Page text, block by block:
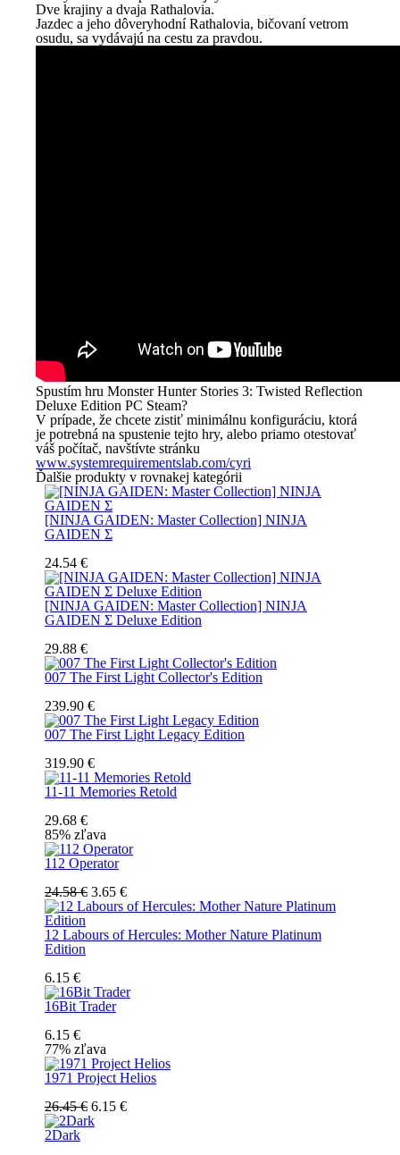
Dve krajiny a dvaja Rathalovia.
Jazdec a jeho dôveryhodní Rathalovia, bičovaní vetrom
osudu, sa vydávajú na cestu za pravdou.
Spustím hru Monster Hunter Stories 3: Twisted Reflection
Deluxe Edition PC Steam?
V prípade, že chcete zistiť minimálnu konfiguráciu, ktorá
je potrebná na spustenie tejto hry, alebo priamo otestovať
váš počítač, navštívte stránku
www.systemrequirementslab.com/cyri
Ďalšie produkty v rovnakej kategórii
[NINJA GAIDEN: Master Collection] NINJA
GAIDEN Σ
24.54 €
[NINJA GAIDEN: Master Collection] NINJA
GAIDEN Σ Deluxe Edition
29.88 €
007 The First Light Collector's Edition
239.90 €
007 The First Light Legacy Edition
319.90 €
11-11 Memories Retold
29.68 €
85% zľava
112 Operator
24.58 € 3.65 €
12 Labours of Hercules: Mother Nature Platinum
Edition
6.15 €
16Bit Trader
6.15 €
77% zľava
1971 Project Helios
26.45 € 6.15 €
2Dark